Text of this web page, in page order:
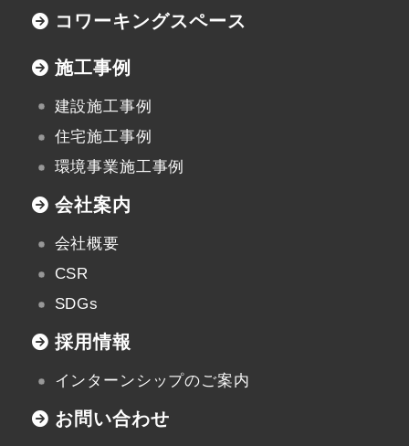
コワーキングスペース
施工事例
建設施工事例
住宅施工事例
環境事業施工事例
会社案内
会社概要
CSR
SDGs
採用情報
インターンシップのご案内
お問い合わせ